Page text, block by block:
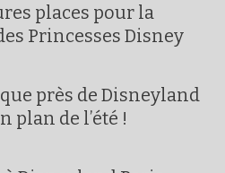
places pour la
Princesses Disney
près de Disneyland
plan de l’été !